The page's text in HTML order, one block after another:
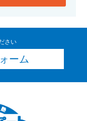
さい
ーム